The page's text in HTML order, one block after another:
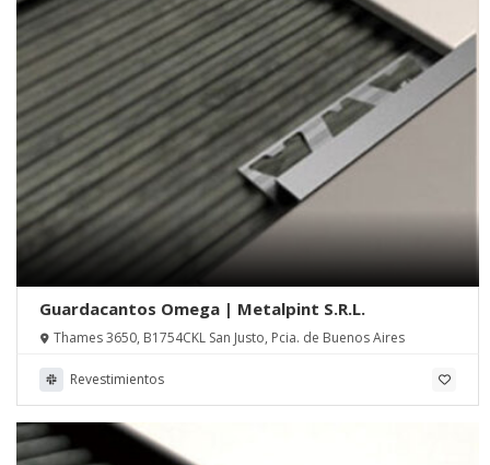
Guardacantos Omega | Metalpint S.R.L.
Thames 3650, B1754CKL San Justo, Pcia. de Buenos Aires
Revestimientos